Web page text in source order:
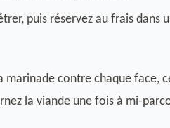
puis réservez au frais dans
marinade contre chaque face,
la viande une fois à mi-